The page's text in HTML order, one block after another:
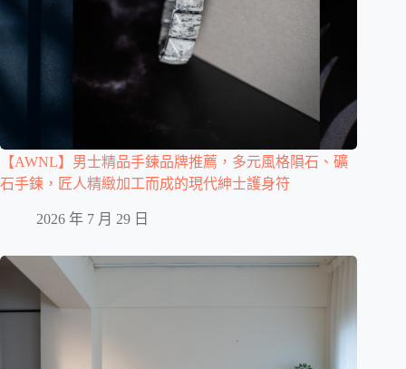
【AWNL】男士精品手鍊品牌推薦，多元風格隕石、礦
石手鍊，匠人精緻加工而成的現代紳士護身符
2026 年 7 月 29 日